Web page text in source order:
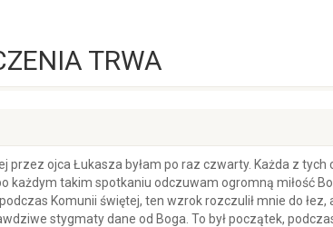
TRWA
przez ojca Łukasza byłam po raz czwarty. Każda z
każdym takim spotkaniu odczuwam ogromną miłość
Komunii świętej, ten wzrok rozczulił mnie do
stygmaty dane od Boga. To był początek,